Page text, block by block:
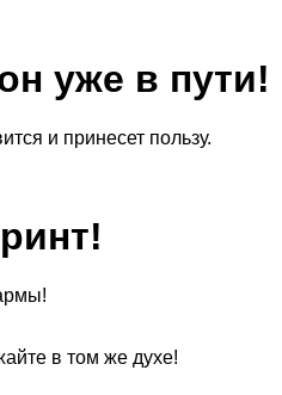
уже в пути!
и принесет пользу.
в том же духе!